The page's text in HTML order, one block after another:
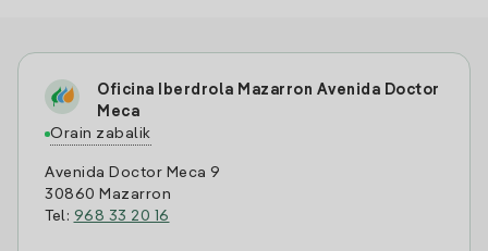
Oficina Iberdrola Mazarron Avenida Doctor
Meca
Orain zabalik
Avenida Doctor Meca 9
30860 Mazarron
Tel: 968 33 20 16